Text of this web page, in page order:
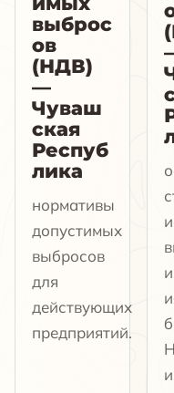
выброс
ов
(НДВ)
—
Чуваш
ская
Респуб
лика
нормативы
допустимых
выбросов
для
действующих
предприятий.
и